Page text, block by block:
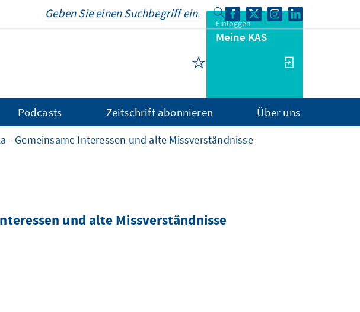
Einloggen
Meine KAS
Podcasts Zeitschrift abonnieren Über uns
- Gemeinsame Interessen und alte Missverständnisse
und alte Missverständnisse